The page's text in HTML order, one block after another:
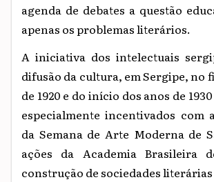
agenda de debates a questão
apenas os problemas literários.
A iniciativa dos intelectuais
difusão da cultura, em Sergipe, no
de 1920 e do início dos anos de
especialmente incentivados com
da Semana de Arte Moderna de
ações da Academia Brasileira
construção de sociedades